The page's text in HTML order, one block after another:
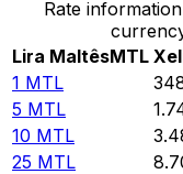
Rate
Lira MaltêsMTL
1 MTL
5 MTL
10 MTL
25 MTL